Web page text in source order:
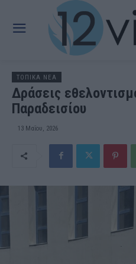
ΤΟΠΙΚΑ ΝΕΑ
Δράσεις
Παραδεισίου
13 Μαΐου, 2026